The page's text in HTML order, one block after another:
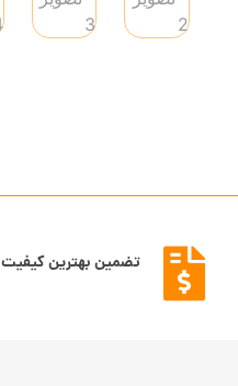
تضمین بهترین کیفیت